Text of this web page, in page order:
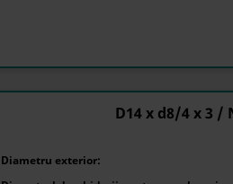
D14 x d8/4 x 3 /
Diametru exterior: